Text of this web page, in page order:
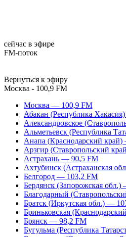
сейчас в эфире
FM-поток
Вернуться к эфиру
Москва - 100,9 FM
Москва — 100,9 FM
Абакан (Республика
Александровское
Альметьевск (Республика
Анапа (Краснодарский
Арзгир (Ставропольский
Астрахань — 90,5 FM
Ахтубинск (Астраханская
Белгород — 103,2 FM
Бердянск (Запорожская
Благодарный
Братск (Иркутская обл.) —
Бриньковская
Брянск — 98,2 FM
Бугульма (Республика